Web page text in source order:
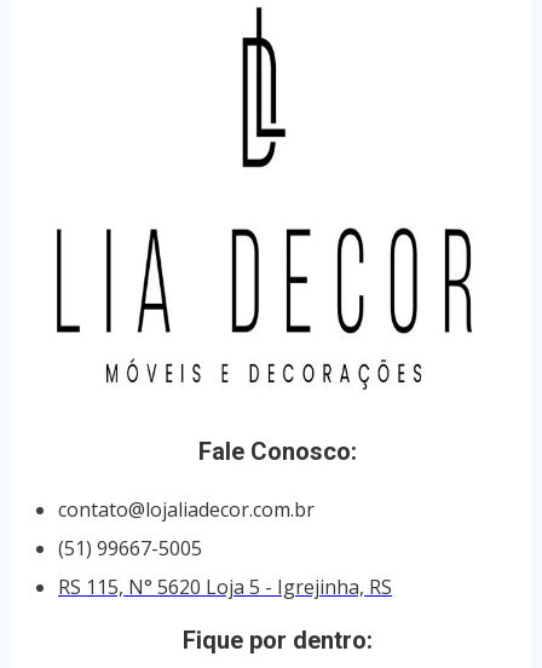
Fale Conosco:
contato@lojaliadecor.com.br
(51) 99667-5005
RS 115, N° 5620 Loja 5 - Igrejinha, RS
Fique por dentro: